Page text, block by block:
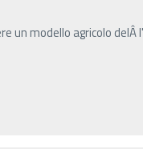
un modello agricolo delÂ­